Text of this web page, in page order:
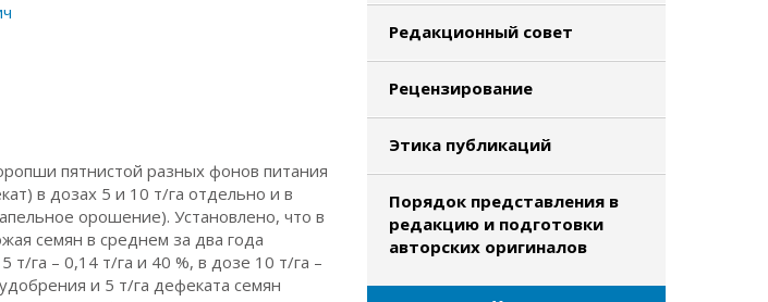
пятнистой разных фонов питания
в дозах 5 и 10 т/га отдельно и в
орошение). Установлено, что в
семян в среднем за два года
т/га – 0,14 т/га и 40 %, в дозе 10 т/га –
и 5 т/га дефеката семян
Редакционный совет
Рецензирование
Этика публикаций
Порядок представления в
редакцию и подготовки
авторских оригиналов